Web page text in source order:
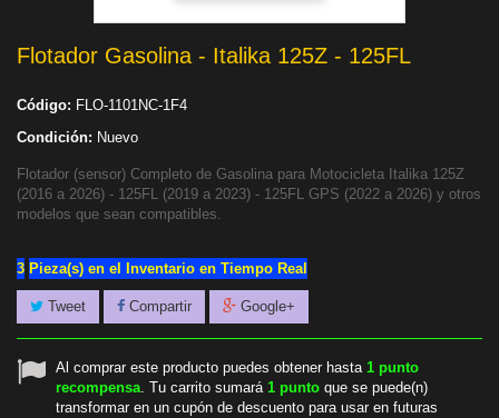
Flotador Gasolina - Italika 125Z - 125FL
Código: FLO-1101NC-1F4
Condición: Nuevo
Flotador (sensor) Completo de Gasolina para Motocicleta Italika 125Z
(2016 a 2026) - 125FL (2019 a 2023) - 125FL GPS (2022 a 2026) y otros
modelos que sean compatibles.
3 Pieza(s) en el Inventario en Tiempo Real
Tweet Compartir Google+
Al comprar este producto puedes obtener hasta 1 punto
recompensa. Tu carrito sumará 1 punto que se puede(n)
transformar en un cupón de descuento para usar en futuras